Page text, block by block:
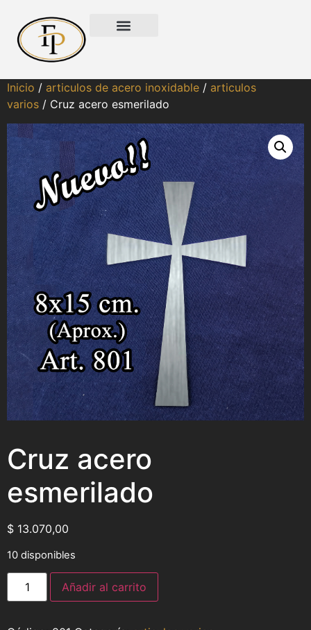
Inicio / articulos de acero inoxidable / articulos
varios / Cruz acero esmerilado
Cruz acero
esmerilado
$ 13.070,00
10 disponibles
Añadir al carrito